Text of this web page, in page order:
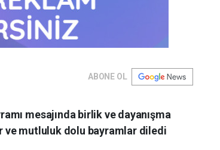
ABONE OL
mesajında birlik ve dayanışma
ve mutluluk dolu bayramlar diledi